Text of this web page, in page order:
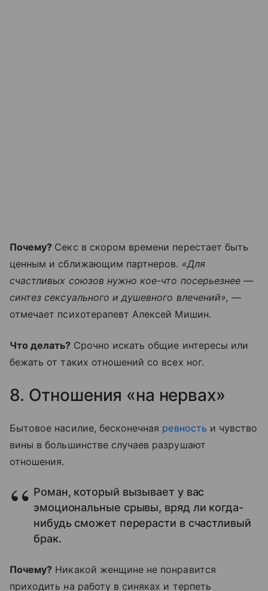
Почему? Секс в скором времени перестает быть
ценным и сближающим партнеров. «Для
счастливых союзов нужно кое-что посерьезнее —
синтез сексуального и душевного влечений», —
отмечает психотерапевт Алексей Мишин.
Что делать? Срочно искать общие интересы или
бежать от таких отношений со всех ног.
8. Отношения «на нервах»
Бытовое насилие, бесконечная ревность и чувство
вины в большинстве случаев разрушают
отношения.
Роман, который вызывает у вас
эмоциональные срывы, вряд ли когда-
нибудь сможет перерасти в счастливый
брак.
Почему? Никакой женщине не понравится
приходить на работу в синяках и терпеть